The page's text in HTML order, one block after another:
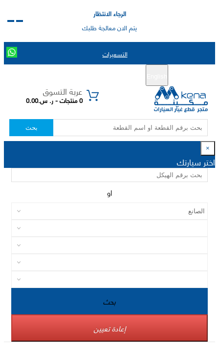
الرجاء الانتظار
يتم الان معالجة طلبك
التسعيرات
عربة التسوق
0 منتجات - ر. س.0.00
بحث
×
اختر سيارتك
او
بحث
إعادة تعيين